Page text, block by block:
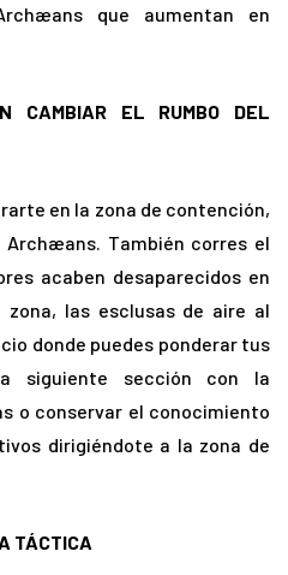
que aumentan en
CAMBIAR EL RUMBO DEL
en la zona de contención,
Archæans. También corres el
acaben desaparecidos en
las esclusas de aire al
donde puedes ponderar tus
siguiente sección con la
o conservar el conocimiento
dirigiéndote a la zona de
TÁCTICA